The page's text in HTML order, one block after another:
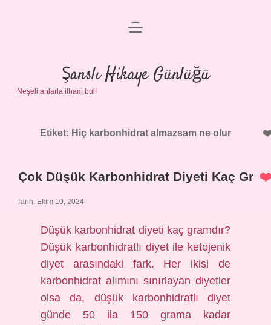
Anasayfa
Gizlilik Politikası
menüyü
Şanslı Hikaye Günlüğü
Neşeli anlarla ilham bul!
Etiket: Hiç karbonhidrat almazsam ne olur
Çok Düşük Karbonhidrat Diyeti Kaç Gr
Tarih: Ekim 10, 2024
Düşük karbonhidrat diyeti kaç gramdır?
Düşük karbonhidratlı diyet ile ketojenik
diyet arasındaki fark. Her ikisi de
karbonhidrat alımını sınırlayan diyetler
olsa da, düşük karbonhidratlı diyet
günde 50 ila 150 grama kadar